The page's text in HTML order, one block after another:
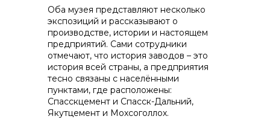
контакты отдела закупок
Оба музея представляют несколько
экспозиций и рассказывают о
производстве, истории и настоящем
предприятий. Сами сотрудники
отмечают, что история заводов – это
история всей страны, а предприятия
тесно связаны с населёнными
пунктами, где расположены:
Спасскцемент и Спасск-Дальний,
Якутцемент и Мохсоголлох.